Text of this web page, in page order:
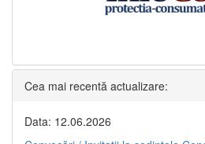
Cea mai recentă actualizare:
Data: 12.06.2026